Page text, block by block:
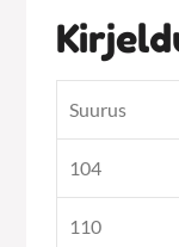
Suurus
104
110